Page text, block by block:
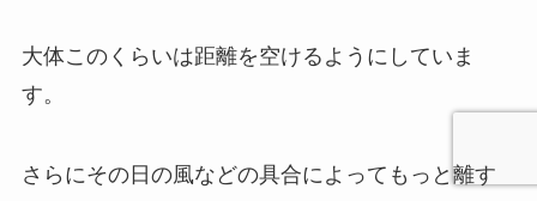
大体このくらいは距離を空けるようにしていま
す。
さらにその日の風などの具合によってもっと離す